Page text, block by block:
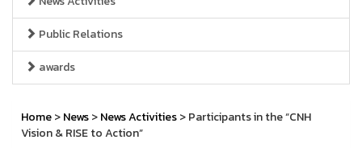
Public Relations
awards
Home>News>News Activities> Participants in the “CNH
Vision & RISE to Action”